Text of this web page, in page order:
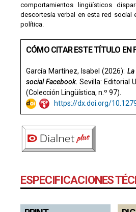
comportamientos lingüísticos
descortesía verbal en esta red social
política.
CÓMO CITAR ESTE TÍTULO EN
García Martínez, Isabel (2026):
social Facebook. Sevilla: Editorial
(Colección Lingüística, n.º 97).
https://dx.doi.org/
ESPECIFICACIONES